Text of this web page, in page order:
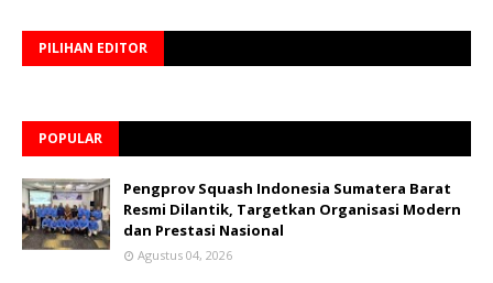
PILIHAN EDITOR
POPULAR
Pengprov Squash Indonesia Sumatera Barat
Resmi Dilantik, Targetkan Organisasi Modern
dan Prestasi Nasional
Agustus 04, 2026